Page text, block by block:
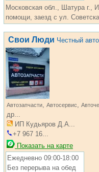
Московская обл., Шатура г.,
помощи, заезд с ул.
Свои Люди Честный
Автозапчасти, Автосервис,
др...
ИП Кудьяров Д.А...
+7 967 16...
Показать на карте
Ежедневно 09:00-18:00
Без перерыва на обед